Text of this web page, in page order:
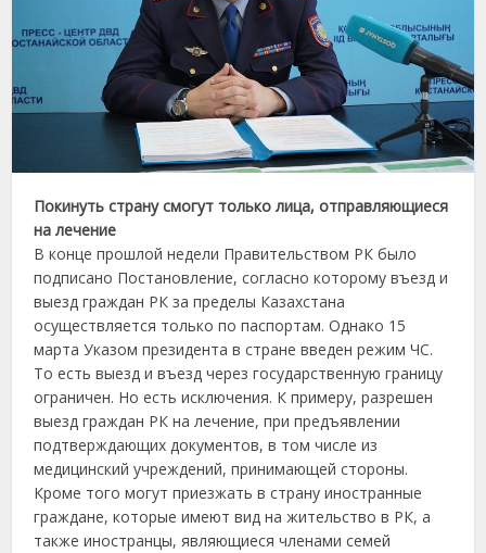
Покинуть страну смогут только лица, отправляющиеся
на лечение
В конце прошлой недели Правительством РК было
подписано Постановление, согласно которому въезд и
выезд граждан РК за пределы Казахстана
осуществляется только по паспортам. Однако 15
марта Указом президента в стране введен режим ЧС.
То есть выезд и въезд через государственную границу
ограничен. Но есть исключения. К примеру, разрешен
выезд граждан РК на лечение, при предъявлении
подтверждающих документов, в том числе из
медицинский учреждений, принимающей стороны.
Кроме того могут приезжать в страну иностранные
граждане, которые имеют вид на жительство в РК, а
также иностранцы, являющиеся членами семей